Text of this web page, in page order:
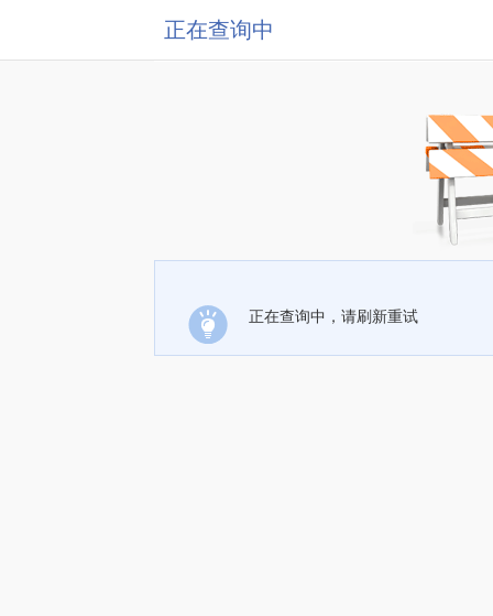
正在查询中
正在查询中，请刷新重试